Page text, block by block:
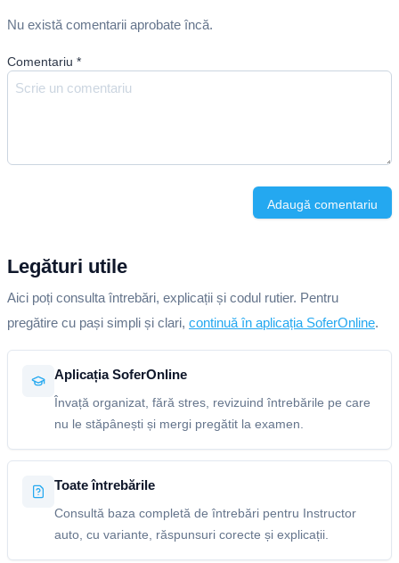
Nu există comentarii aprobate încă.
Comentariu *
Adaugă comentariu
Legături utile
Aici poți consulta întrebări, explicații și codul rutier. Pentru
pregătire cu pași simpli și clari, continuă în aplicația SoferOnline.
Aplicația SoferOnline
Învață organizat, fără stres, revizuind întrebările pe care
nu le stăpânești și mergi pregătit la examen.
Toate întrebările
Consultă baza completă de întrebări pentru Instructor
auto, cu variante, răspunsuri corecte și explicații.